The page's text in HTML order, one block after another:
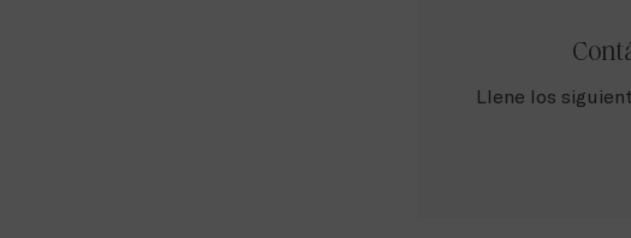
Llene los